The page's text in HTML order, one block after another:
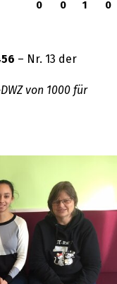
0 0 1 0
– Nr. 13 der
von 1000 für